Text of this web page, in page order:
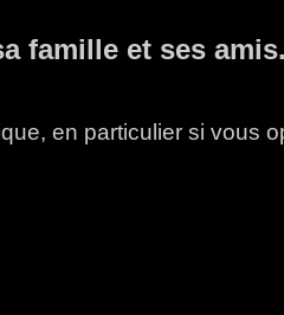
famille et ses amis.
en particulier si vous